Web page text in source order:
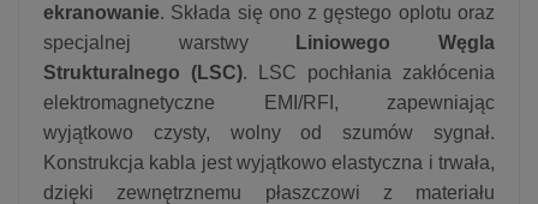
ekranowanie. Składa się ono z gęstego oplotu oraz
specjalnej warstwy
Liniowego Węgla
Strukturalnego (LSC). LSC pochłania zakłócenia
elektromagnetyczne EMI/RFI, zapewniając
wyjątkowo czysty, wolny od szumów sygnał.
Konstrukcja kabla jest wyjątkowo elastyczna i trwała,
dzięki zewnętrznemu płaszczowi z materiału